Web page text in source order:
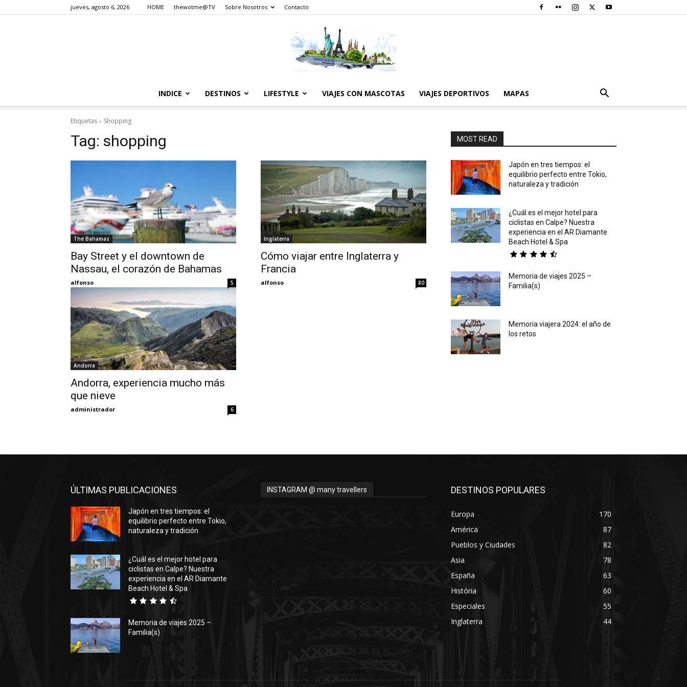
jueves, agosto 6, 2026 HOME thewotme@TV Sobre Nosotros Contacto
World
Thru
INDICE DESTINOS LIFESTYLE VIAJES CON MASCOTAS VIAJES DEPORTIVOS MAPAS
Etiquetas Shopping
Tag: shopping
The Bahamas
Bay Street y el downtown de
Nassau, el corazón de Bahamas
alfonso 5
Inglaterra
Cómo viajar entre Inglaterra y
Francia
alfonso 80
Andorra
Andorra, experiencia mucho más
que nieve
administrador 6
MOST READ
Japón en tres tiempos: el
equilibrio perfecto entre Tokio,
naturaleza y tradición
¿Cuál es el mejor hotel para
ciclistas en Calpe? Nuestra
experiencia en el AR Diamante
Beach Hotel & Spa
Memoria de viajes 2025 –
Familia(s)
Memoria viajera 2024: el año de
los retos
ÚLTIMAS PUBLICACIONES
Japón en tres tiempos: el
equilibrio perfecto entre Tokio,
naturaleza y tradición
¿Cuál es el mejor hotel para
ciclistas en Calpe? Nuestra
experiencia en el AR Diamante
Beach Hotel & Spa
Memoria de viajes 2025 –
Familia(s)
INSTAGRAM @ many travellers DESTINOS POPULARES
Europa
170
América
87
Pueblos y Ciudades
82
Asia
78
España
63
História
60
Especiales
55
Inglaterra
44